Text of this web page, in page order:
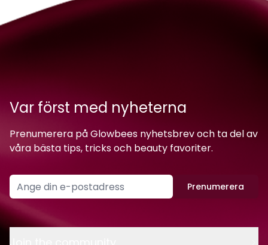
Var först med nyheterna
Prenumerera på Glowbees nyhetsbrev och ta del av
våra bästa tips, tricks och beauty favoriter.
Prenumerera